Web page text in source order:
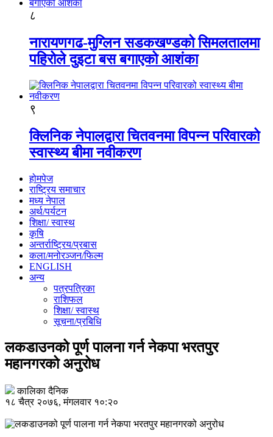
८
नारायणगढ-मुग्लिन सडकखण्डको सिमलतालमा
पहिरोले दुइटा बस बगाएको आशंका
९
क्लिनिक नेपालद्वारा चितवनमा विपन्न परिवारको
स्वास्थ्य बीमा नवीकरण
होमपेज
राष्ट्रिय समाचार
मध्य नेपाल
अर्थ/पर्यटन
शिक्षा/ स्वास्थ
कृषि
अन्तर्राष्ट्रिय/प्रबास
कला/मनोरञ्जन/फिल्म
ENGLISH
अन्य
पत्रपत्रिका
राशिफल
शिक्षा/ स्वास्थ
सूचना/प्रबिधि
लकडाउनको पूर्ण पालना गर्न नेकपा भरतपुर
महानगरको अनुरोध
कालिका दैनिक
१८ चैत्र २०७६, मंगलवार १०:२०